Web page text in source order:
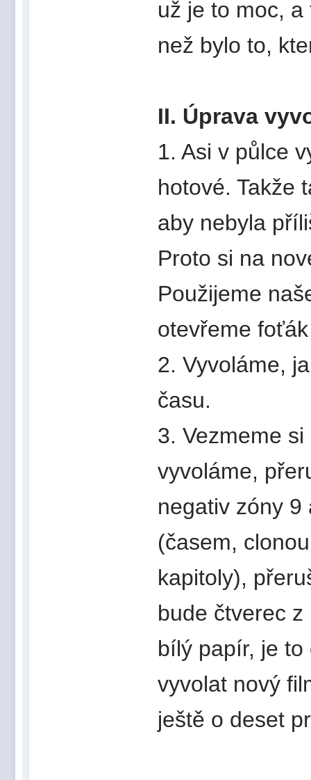
už je to moc,
než bylo to,
II. Úprava
1. Asi v půlce
hotové. Takže
aby nebyla
Proto si na
Použijeme
otevřeme
2. Vyvoláme,
času.
3. Vezmeme
vyvoláme,
negativ zóny
(časem,
kapitoly),
bude čtverec
bílý papír, je
vyvolat nový
ještě o deset